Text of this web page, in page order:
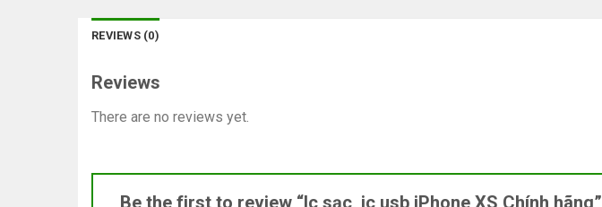
REVIEWS (0)
Reviews
There are no reviews yet.